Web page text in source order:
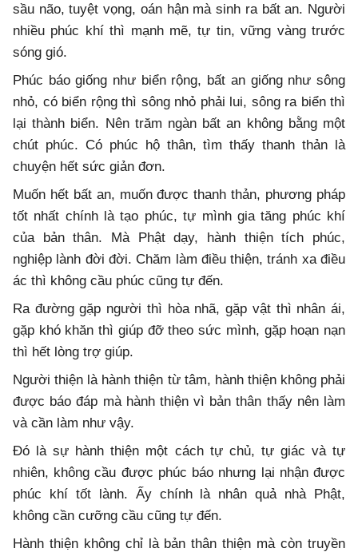
sầu não, tuyệt vọng, oán hận mà sinh ra bất an. Người
nhiều phúc khí thì mạnh mẽ, tự tin, vững vàng trước
sóng gió.
Phúc báo giống như biển rộng, bất an giống như sông
nhỏ, có biển rộng thì sông nhỏ phải lui, sông ra biển thì
lại thành biển. Nên trăm ngàn bất an không bằng một
chút phúc. Có phúc hộ thân, tìm thấy thanh thản là
chuyện hết sức giản đơn.
Muốn hết bất an, muốn được thanh thản, phương pháp
tốt nhất chính là tạo phúc, tự mình gia tăng phúc khí
của bản thân. Mà Phật dạy, hành thiện tích phúc,
nghiệp lành đời đời. Chăm làm điều thiện, tránh xa điều
ác thì không cầu phúc cũng tự đến.
Ra đường gặp người thì hòa nhã, gặp vật thì nhân ái,
gặp khó khăn thì giúp đỡ theo sức mình, gặp hoạn nạn
thì hết lòng trợ giúp.
Người thiện là hành thiện từ tâm, hành thiện không phải
được báo đáp mà hành thiện vì bản thân thấy nên làm
và cần làm như vậy.
Đó là sự hành thiện một cách tự chủ, tự giác và tự
nhiên, không cầu được phúc báo nhưng lại nhận được
phúc khí tốt lành. Ấy chính là nhân quả nhà Phật,
không cần cưỡng cầu cũng tự đến.
Hành thiện không chỉ là bản thân thiện mà còn truyền